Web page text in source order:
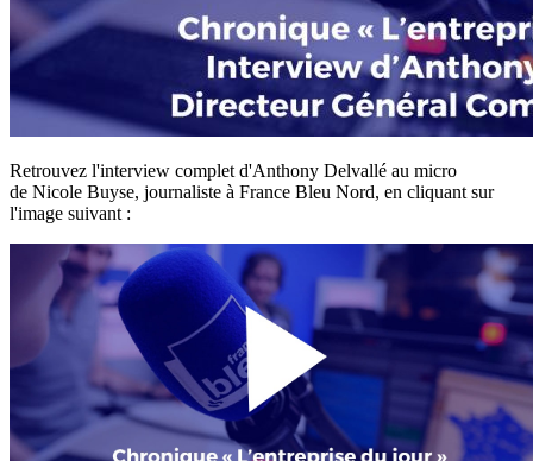
Retrouvez l'interview complet d'Anthony Delvallé au micro
de Nicole Buyse, journaliste à France Bleu Nord, en cliquant sur
l'image suivant :